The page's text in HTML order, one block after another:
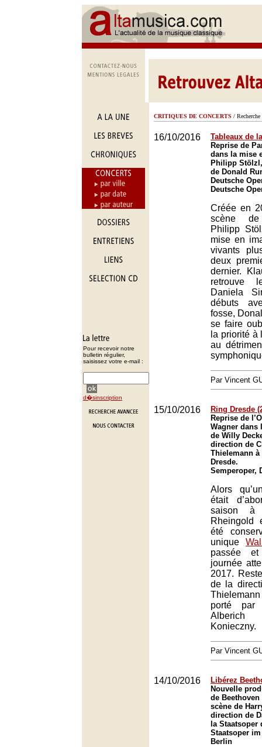
Pour recevoir notre
bulletin régulier,
saisissez votre e-mail :
d�sinscription
CRITIQUES DE CONCERTS / Recherche
16/10/2016
Tableaux de
Reprise de
dans la mise
Philipp
de Donald
Deutsche
Deutsche
Créée en
scène
Philipp
mise en
vivants
deux
dernier.
retrouve
Daniela
débuts
fosse,
se faire
la priorité à
au
Par Vincent
15/10/2016
Ring Dresde
Reprise de
Wagner dans
de Willy
direction de
Thielemann
Dresde.
Semperoper,
Alors
était
saison à
Rheingold
été
unique
passée
journée
2017.
de la
porté par
Alberich
Konieczny.
Par Vincent
14/10/2016
Libérez
Nouvelle
de
scène de
direction de
la Staatsoper
Staatsoper
Berlin